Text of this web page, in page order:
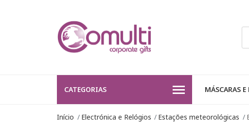
CATEGORIAS MÁSCARAS
Início Electrónica e Relógios Estações meteorológicas